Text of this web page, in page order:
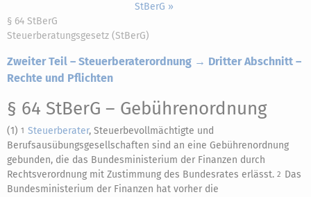
StBerG »
§ 64 StBerG
Steuerberatungsgesetz (StBerG)
Zweiter Teil – Steuerberaterordnung → Dritter Abschnitt –
Rechte und Pflichten
§ 64 StBerG – Gebührenordnung
(1) 1 Steuerberater, Steuerbevollmächtigte und
Berufsausübungsgesellschaften sind an eine Gebührenordnung
gebunden, die das Bundesministerium der Finanzen durch
Rechtsverordnung mit Zustimmung des Bundesrates erlässt. 2 Das
Bundesministerium der Finanzen hat vorher die